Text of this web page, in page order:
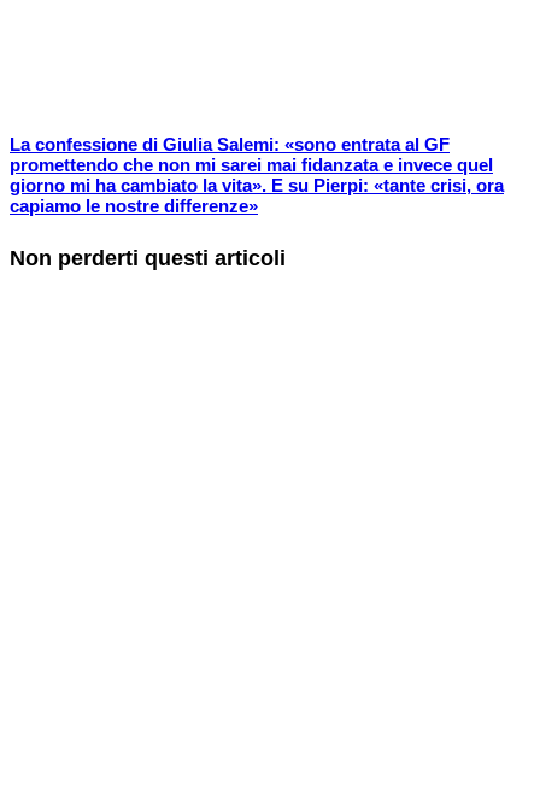
La confessione di Giulia Salemi: «sono entrata al GF
promettendo che non mi sarei mai fidanzata e invece quel
giorno mi ha cambiato la vita». E su Pierpi: «tante crisi, ora
capiamo le nostre differenze»
Non perderti questi articoli